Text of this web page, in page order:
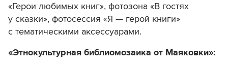
«Герои любимых книг», фотозона «В гостях
у сказки», фотосессия «Я — герой книги»
с тематическими аксессуарами.
«Этнокультурная библиомозаика от Маяковки»: